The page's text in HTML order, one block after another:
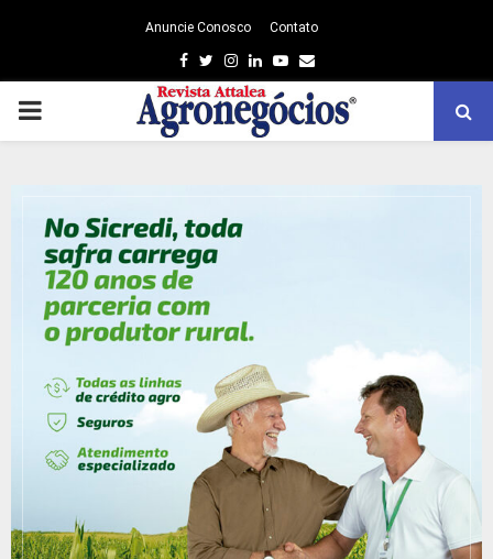
Anuncie Conosco Contato
Facebook
TwitterInstagram
LinkedinYoutube
Email
PRIMARY